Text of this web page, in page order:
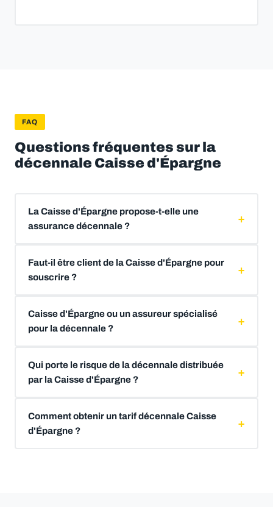
FAQ
Questions fréquentes sur la
décennale Caisse d'Épargne
La Caisse d'Épargne propose-t-elle une
assurance décennale ?
Faut-il être client de la Caisse d'Épargne pour
souscrire ?
Caisse d'Épargne ou un assureur spécialisé
pour la décennale ?
Qui porte le risque de la décennale distribuée
par la Caisse d'Épargne ?
Comment obtenir un tarif décennale Caisse
d'Épargne ?